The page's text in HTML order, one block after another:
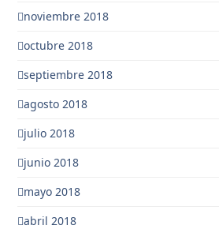
noviembre 2018
octubre 2018
septiembre 2018
agosto 2018
julio 2018
junio 2018
mayo 2018
abril 2018